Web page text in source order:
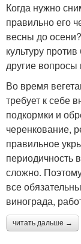
Когда нужно
правильно его
весны до
культуру
другие
Во время
требует к себе
подкормки и
черенкование,
правильное
периодичность
сложно.
все
винограда,
читать дальше →